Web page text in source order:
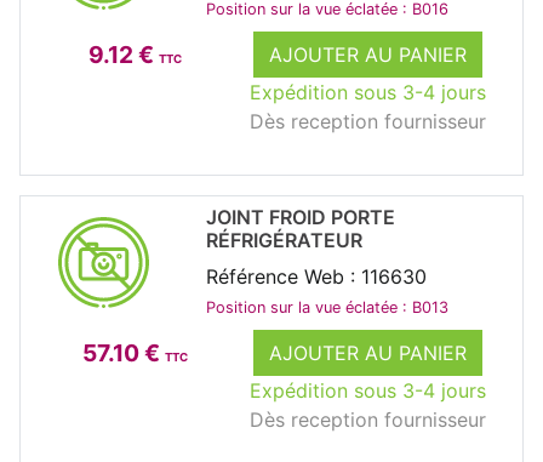
9.12 € TTC
AJOUTER AU PANIER
Expédition sous 3-4 jours
Dès reception fournisseur
Position sur la vue éclatée : B016
57.10 € TTC
AJOUTER AU PANIER
Expédition sous 3-4 jours
Dès reception fournisseur
JOINT FROID PORTE
RÉFRIGÉRATEUR
Référence Web : 116630
Position sur la vue éclatée : B013